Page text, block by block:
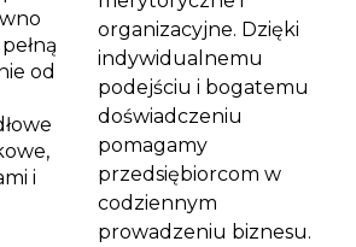
organizacyjne. Dzięki
indywidualnemu
podejściu i bogatemu
doświadczeniu
pomagamy
przedsiębiorcom w
codziennym
prowadzeniu biznesu.
od
i